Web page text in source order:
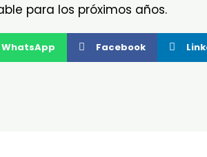
para los próximos años.
WhatsApp Facebook